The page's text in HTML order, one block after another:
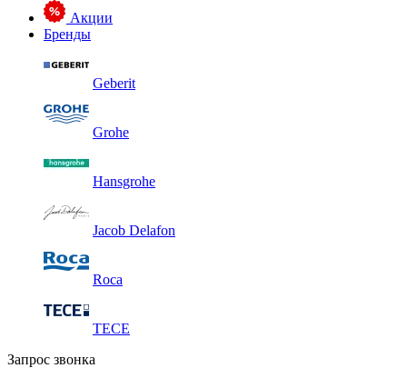
Акции
Бренды
Geberit
Grohe
Hansgrohe
Jacob Delafon
Roca
TECE
Запрос звонка